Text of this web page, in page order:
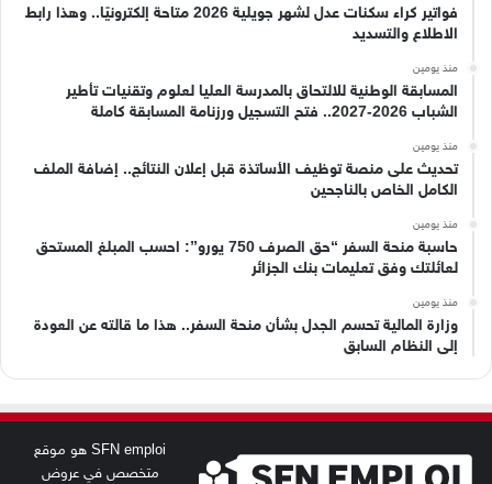
فواتير كراء سكنات عدل لشهر جويلية 2026 متاحة إلكترونيًا.. وهذا رابط
الاطلاع والتسديد
منذ يومين
المسابقة الوطنية للالتحاق بالمدرسة العليا لعلوم وتقنيات تأطير
الشباب 2026-2027.. فتح التسجيل ورزنامة المسابقة كاملة
منذ يومين
تحديث على منصة توظيف الأساتذة قبل إعلان النتائج.. إضافة الملف
الكامل الخاص بالناجحين
منذ يومين
حاسبة منحة السفر “حق الصرف 750 يورو”: احسب المبلغ المستحق
لعائلتك وفق تعليمات بنك الجزائر
منذ يومين
وزارة المالية تحسم الجدل بشأن منحة السفر.. هذا ما قالته عن العودة
إلى النظام السابق
SFN emploi هو موقع
متخصص في عروض